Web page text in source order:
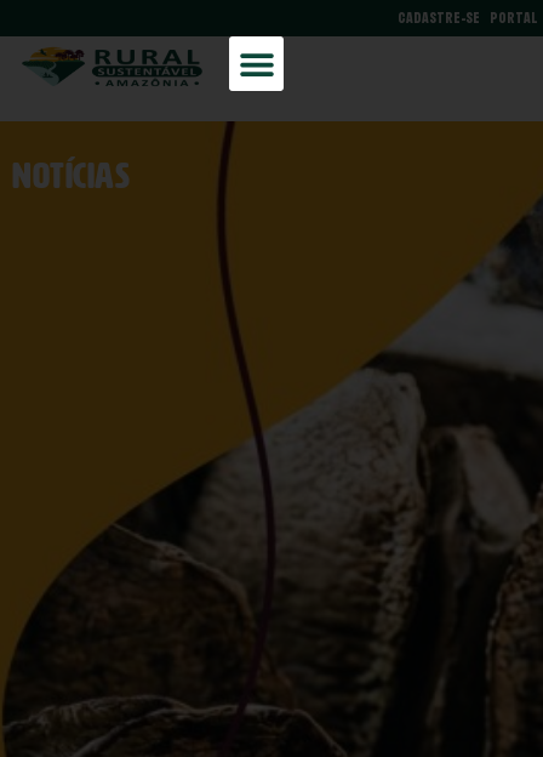
PORTAL
CADASTRE-SE
NOtícias